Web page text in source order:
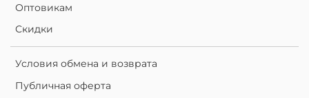
Оптовикам
Скидки
Условия обмена и возврата
Публичная оферта